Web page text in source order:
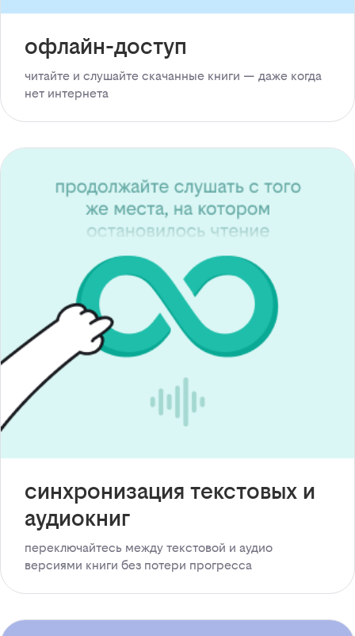
офлайн-доступ
читайте и слушайте скачанные книги — даже когда
нет интернета
синхронизация текстовых и
аудиокниг
переключайтесь между текстовой и аудио
версиями книги без потери прогресса